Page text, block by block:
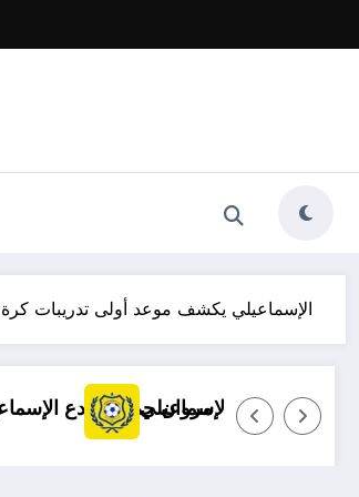
الإسماعيلي يكشف موعد أولى تدريبات كرة
مروان
توضيح مهم بشأن قضايا الإسماعيلي